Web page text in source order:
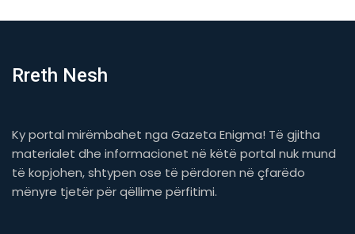
Rreth Nesh
Ky portal mirëmbahet nga Gazeta Enigma! Të gjitha
materialet dhe informacionet në këtë portal nuk mund
të kopjohen, shtypen ose të përdoren në çfarëdo
mënyre tjetër për qëllime përfitimi.